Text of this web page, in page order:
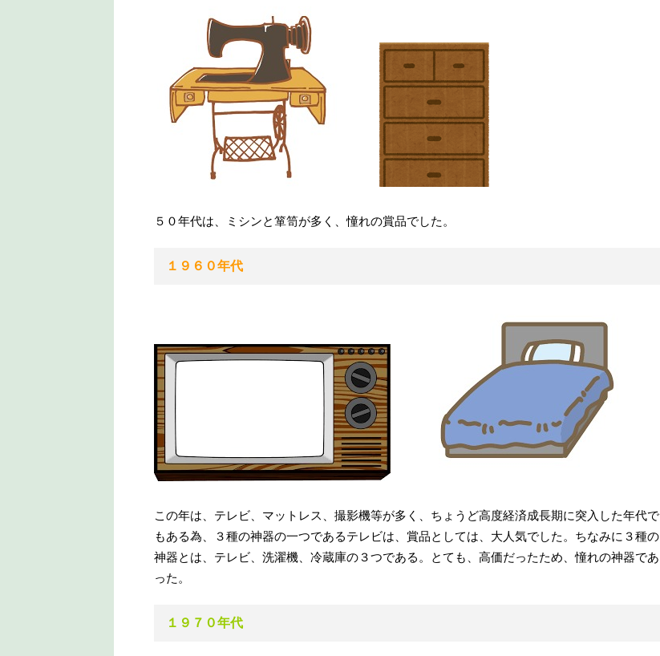
５０年代は、ミシンと箪笥が多く、憧れの賞品でした。
１９６０年代
この年は、テレビ、マットレス、撮影機等が多く、ちょうど高度経済成長期に突入した年代で
もある為、３種の神器の一つであるテレビは、賞品としては、大人気でした。ちなみに３種の
神器とは、テレビ、洗濯機、冷蔵庫の３つである。とても、高価だったため、憧れの神器であ
った。
１９７０年代